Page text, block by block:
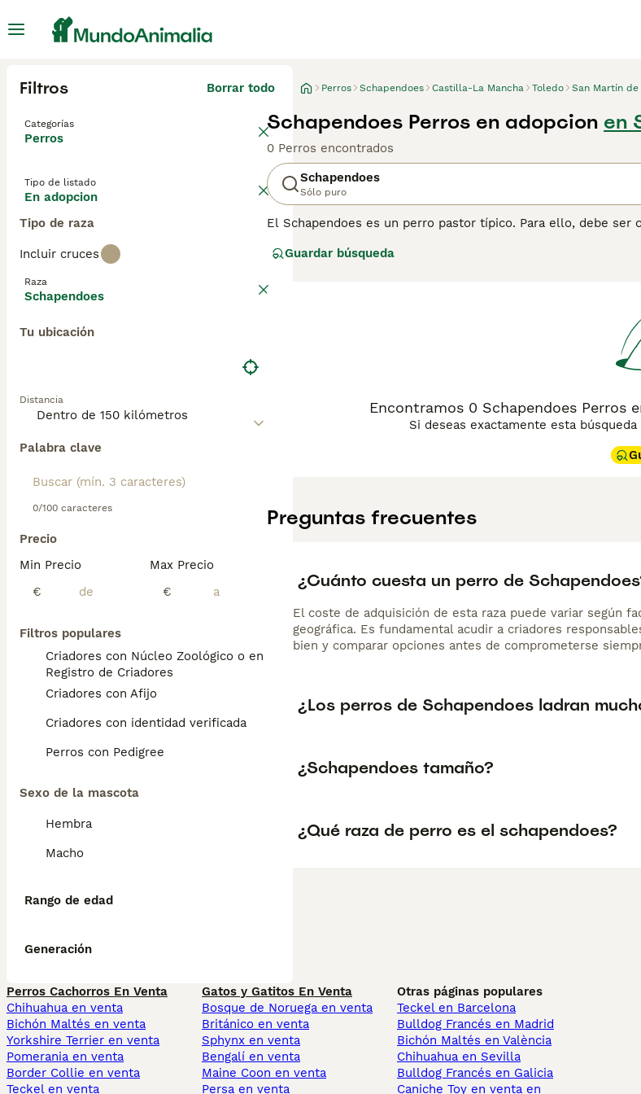
Filtros Borrar todo
Categorías
Perros
Tipo de listado
En adopcion
Tipo de raza
Incluir cruces
Raza
Schapendoes
Tu ubicación
Distancia
Palabra clave
0/100 caracteres
Precio
Min Precio
€
Max Precio
€
Filtros populares
Criadores con Núcleo Zoológico o en el
Registro de Criadores
Criadores con Afijo
Criadores con identidad verificada
Perros con Pedigree
Sexo de la mascota
Hembra
Macho
Rango de edad
Generación
Perros Schapendoes Castilla-La Mancha Toledo San Martín
Schapendoes Perros en adopcion en
0 Perros encontrados
Schapendoes
Sólo puro
El Schapendoes es un perro pastor típico. Para ello, debe
muestra gran afecto y lealtad. Es alegre, travieso,
Guardar búsqueda
Encontramos 0 Schapendoes Perros
Si deseas exactamente esta
Preguntas frecuentes
¿Cuánto cuesta un perro de
El coste de adquisición de esta raza puede variar según
geográfica. Es fundamental acudir a criadores
bien y comparar opciones antes de comprometerse
¿Los perros de Schapendoes ladran
¿Schapendoes tamaño?
¿Qué raza de perro es el schapendoes?
Perros Cachorros En Venta
Chihuahua en venta
Bichón Maltés en venta
Yorkshire Terrier en venta
Pomerania en venta
Border Collie en venta
Teckel en venta
Gatos y Gatitos En Venta
Bosque de Noruega en venta
Británico en venta
Sphynx en venta
Bengalí en venta
Maine Coon en venta
Persa en venta
Otras páginas populares
Teckel en Barcelona
Bulldog Francés en Madrid
Bichón Maltés en València
Chihuahua en Sevilla
Bulldog Francés en Galicia
Caniche Toy en venta en